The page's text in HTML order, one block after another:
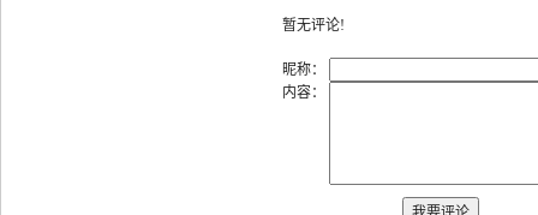
暂无评论!
昵称：
内容：